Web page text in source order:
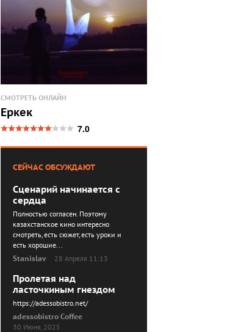
СМОТРЕТЬ ОНЛАЙН
Еркек
7.0
СЕЙЧАС ОБСУЖДАЮТ
Сценарий начинается с
сердца
Полностью согласен. Поэтому
казахстанское кино интересно
смотреть, есть сюжет, есть уроки и
есть хорошие...
Stanislav
28 Апреля 11:13
Пролетая над
ласточкиным гнездом
https://adessobistro.net/
adessobistro Coffee
30 Июня, 2025